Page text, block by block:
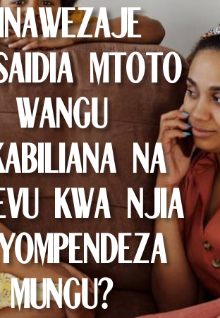
Mtoto
Wangu
na
kwa Njia
Mungu?